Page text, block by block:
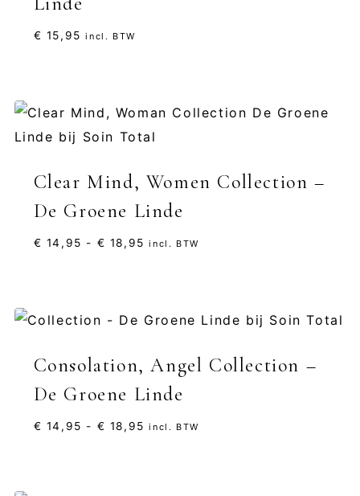
€ 15,95 incl. BTW
Clear Mind, Women Collection –
De Groene Linde
€ 14,95 - € 18,95 Prijsklasse:
incl. BTW
Consolation, Angel Collection –
De Groene Linde
€ 14,95 - € 18,95 Prijsklasse:
incl. BTW